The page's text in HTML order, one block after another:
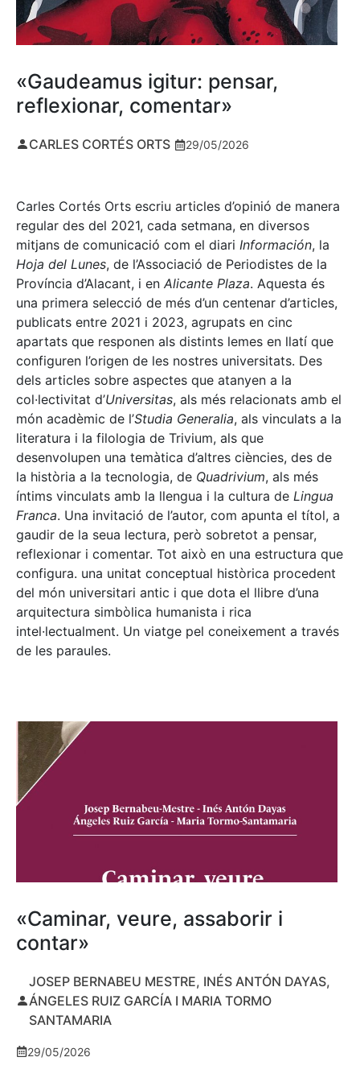
«Gaudeamus igitur: pensar,
reflexionar, comentar»
CARLES CORTÉS ORTS 29/05/2026
Carles Cortés Orts escriu articles d’opinió de manera
regular des del 2021, cada setmana, en diversos
mitjans de comunicació com el diari Información, la
Hoja del Lunes, de l’Associació de Periodistes de la
Província d’Alacant, i en Alicante Plaza. Aquesta és
una primera selecció de més d’un centenar d’articles,
publicats entre 2021 i 2023, agrupats en cinc
apartats que responen als distints lemes en llatí que
configuren l’origen de les nostres universitats. Des
dels articles sobre aspectes que atanyen a la
col·lectivitat d’Universitas, als més relacionats amb el
món acadèmic de l’Studia Generalia, als vinculats a la
literatura i la filologia de Trivium, als que
desenvolupen una temàtica d’altres ciències, des de
la història a la tecnologia, de Quadrivium, als més
íntims vinculats amb la llengua i la cultura de Lingua
Franca. Una invitació de l’autor, com apunta el títol, a
gaudir de la seua lectura, però sobretot a pensar,
reflexionar i comentar. Tot això en una estructura que
configura. una unitat conceptual històrica procedent
del món universitari antic i que dota el llibre d’una
arquitectura simbòlica humanista i rica
intel·lectualment. Un viatge pel coneixement a través
de les paraules.
«Caminar, veure, assaborir i
contar»
JOSEP BERNABEU MESTRE, INÉS ANTÓN DAYAS,
ÁNGELES RUIZ GARCÍA I MARIA TORMO
SANTAMARIA
29/05/2026